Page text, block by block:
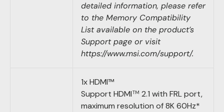
detailed information, please refer
to the Memory Compatibility
List available on the product’s
Support page or visit
https://www.msi.com/support/.
1x HDMI™
Support HDMITM 2.1 with FRL port,
maximum resolution of 8K 60Hz*